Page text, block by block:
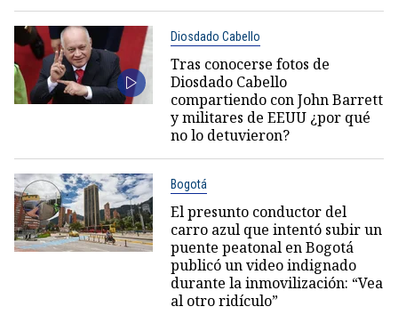
Diosdado Cabello
Tras conocerse fotos de
Diosdado Cabello
compartiendo con John Barrett
y militares de EEUU ¿por qué
no lo detuvieron?
Bogotá
El presunto conductor del
carro azul que intentó subir un
puente peatonal en Bogotá
publicó un video indignado
durante la inmovilización: “Vea
al otro ridículo”